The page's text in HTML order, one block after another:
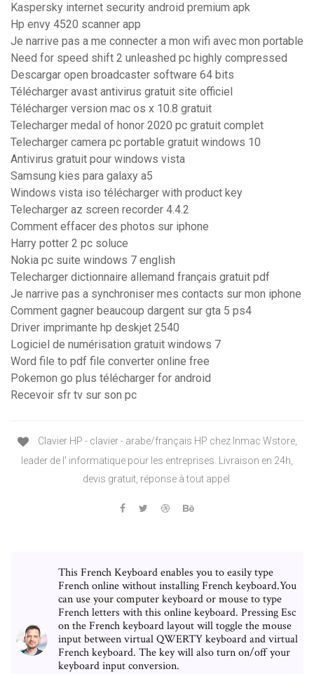
Kaspersky internet security android premium apk
Hp envy 4520 scanner app
Je narrive pas a me connecter a mon wifi avec mon portable
Need for speed shift 2 unleashed pc highly compressed
Descargar open broadcaster software 64 bits
Télécharger avast antivirus gratuit site officiel
Télécharger version mac os x 10.8 gratuit
Telecharger medal of honor 2020 pc gratuit complet
Telecharger camera pc portable gratuit windows 10
Antivirus gratuit pour windows vista
Samsung kies para galaxy a5
Windows vista iso télécharger with product key
Telecharger az screen recorder 4.4.2
Comment effacer des photos sur iphone
Harry potter 2 pc soluce
Nokia pc suite windows 7 english
Telecharger dictionnaire allemand français gratuit pdf
Je narrive pas a synchroniser mes contacts sur mon iphone
Comment gagner beaucoup dargent sur gta 5 ps4
Driver imprimante hp deskjet 2540
Logiciel de numérisation gratuit windows 7
Word file to pdf file converter online free
Pokemon go plus télécharger for android
Recevoir sfr tv sur son pc
Clavier HP - clavier - arabe/français HP chez Inmac Wstore,
leader de l' informatique pour les entreprises. Livraison en 24h,
devis gratuit, réponse à tout appel
This French Keyboard enables you to easily type
French online without installing French keyboard.You
can use your computer keyboard or mouse to type
French letters with this online keyboard. Pressing Esc
on the French keyboard layout will toggle the mouse
input between virtual QWERTY keyboard and virtual
French keyboard. The key will also turn on/off your
keyboard input conversion.